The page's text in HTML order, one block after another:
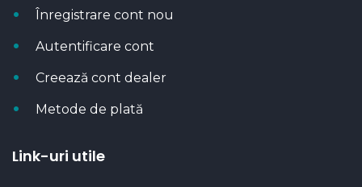
Înregistrare cont nou
Autentificare cont
Creează cont dealer
Metode de plată
Link-uri utile